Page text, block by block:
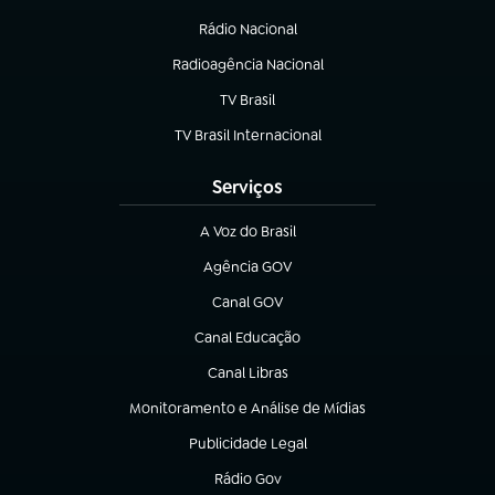
Rádio Nacional
(abre em nova aba)
Radioagência Nacional
(abre em nova aba)
TV Brasil
(abre em nova aba)
TV Brasil Internacional
(abre em nova aba)
Serviços
A Voz do Brasil
(abre em nova aba)
Agência GOV
(abre em nova aba)
Canal GOV
(abre em nova aba)
Canal Educação
(abre em nova aba)
Canal Libras
(abre em nova aba)
Monitoramento e Análise de Mídias
(abre em nova aba)
Publicidade Legal
(abre em nova aba)
Rádio Gov
(abre em nova aba)